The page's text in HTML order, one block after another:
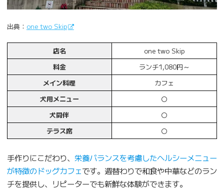
出典： one two Skip
店名
one two Skip
料金
ランチ1,080円～
メイン料理
カフェ
犬用メニュー
〇
犬同伴
〇
テラス席
〇
手作りにこだわり、 栄養バランスを考慮したヘルシーメニュー
が特徴のドッグカフェです。週替わりで和食や中華などのラン
チを提供し、リピーターでも新鮮な体験ができます。